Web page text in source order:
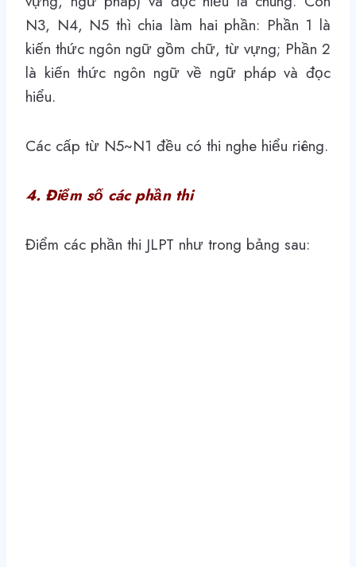
N3, N4, N5 thì chia làm hai phần: Phần 1 là
kiến thức ngôn ngữ gồm chữ, từ vựng; Phần 2
là kiến thức ngôn ngữ về ngữ pháp và đọc
hiểu.
Các cấp từ N5~N1 đều có thi nghe hiểu riêng.
4. Điểm số các phần thi
Điểm các phần thi JLPT như trong bảng sau: